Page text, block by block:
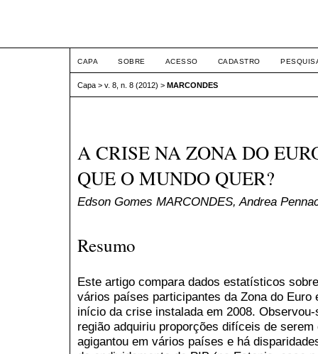
CAPA SOBRE ACESSO CADASTRO
Capa > v. 8, n. 8 (2012) > MARCONDES
A CRISE NA ZONA DO
QUE O MUNDO QUER?
Edson Gomes MARCONDES, Andrea
Resumo
Este artigo compara dados estatísticos
vários países participantes da Zona do
início da crise instalada em 2008.
região adquiriu proporções difíceis de
agigantou em vários países e há